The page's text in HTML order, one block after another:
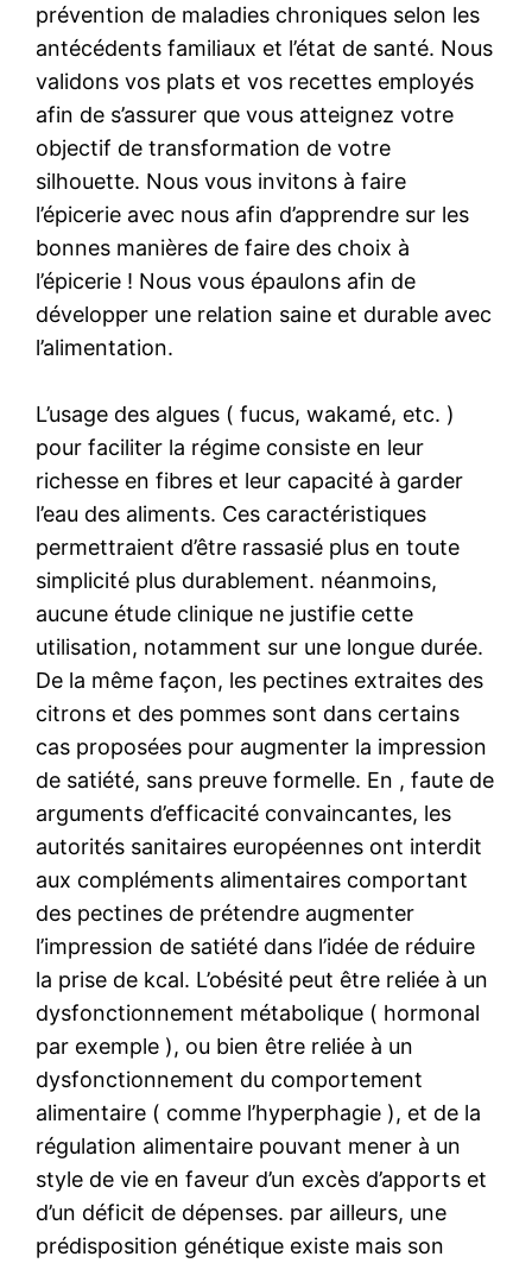
prévention de maladies chroniques selon les
antécédents familiaux et l’état de santé. Nous
validons vos plats et vos recettes employés
afin de s’assurer que vous atteignez votre
objectif de transformation de votre
silhouette. Nous vous invitons à faire
l’épicerie avec nous afin d’apprendre sur les
bonnes manières de faire des choix à
l’épicerie ! Nous vous épaulons afin de
développer une relation saine et durable avec
l’alimentation.
L’usage des algues ( fucus, wakamé, etc. )
pour faciliter la régime consiste en leur
richesse en fibres et leur capacité à garder
l’eau des aliments. Ces caractéristiques
permettraient d’être rassasié plus en toute
simplicité plus durablement. néanmoins,
aucune étude clinique ne justifie cette
utilisation, notamment sur une longue durée.
De la même façon, les pectines extraites des
citrons et des pommes sont dans certains
cas proposées pour augmenter la impression
de satiété, sans preuve formelle. En , faute de
arguments d’efficacité convaincantes, les
autorités sanitaires européennes ont interdit
aux compléments alimentaires comportant
des pectines de prétendre augmenter
l’impression de satiété dans l’idée de réduire
la prise de kcal. L’obésité peut être reliée à un
dysfonctionnement métabolique ( hormonal
par exemple ), ou bien être reliée à un
dysfonctionnement du comportement
alimentaire ( comme l’hyperphagie ), et de la
régulation alimentaire pouvant mener à un
style de vie en faveur d’un excès d’apports et
d’un déficit de dépenses. par ailleurs, une
prédisposition génétique existe mais son